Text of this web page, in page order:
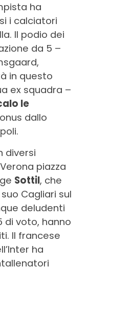
ha
i calciatori
Il podio dei
da 5 –
in questo
ex squadra –
le
dallo
diversi
Verona piazza
Sottil, che
Cagliari sul
deludenti
di voto, hanno
Il francese
ha